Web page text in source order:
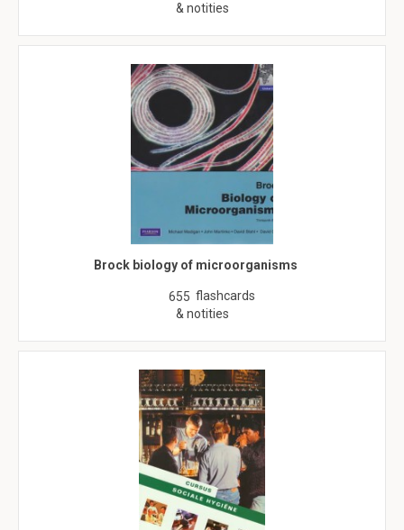
& notities
Brock biology of microorganisms
655 flashcards
& notities